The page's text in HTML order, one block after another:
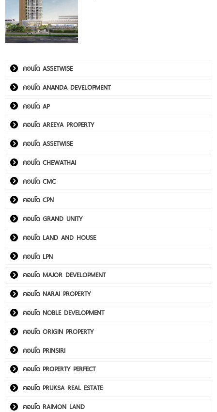
คอนโด ASSETWISE
คอนโด ANANDA DEVELOPMENT
คอนโด AP
คอนโด AREEYA PROPERTY
คอนโด ASSETWISE
คอนโด CHEWATHAI
คอนโด CMC
คอนโด CPN
คอนโด GRAND UNITY
คอนโด LAND AND HOUSE
คอนโด LPN
คอนโด MAJOR DEVELOPMENT
คอนโด NARAI PROPERTY
คอนโด NOBLE DEVELOPMENT
คอนโด ORIGIN PROPERTY
คอนโด PRINSIRI
คอนโด PROPERTY PERFECT
คอนโด PRUKSA REAL ESTATE
คอนโด RAIMON LAND